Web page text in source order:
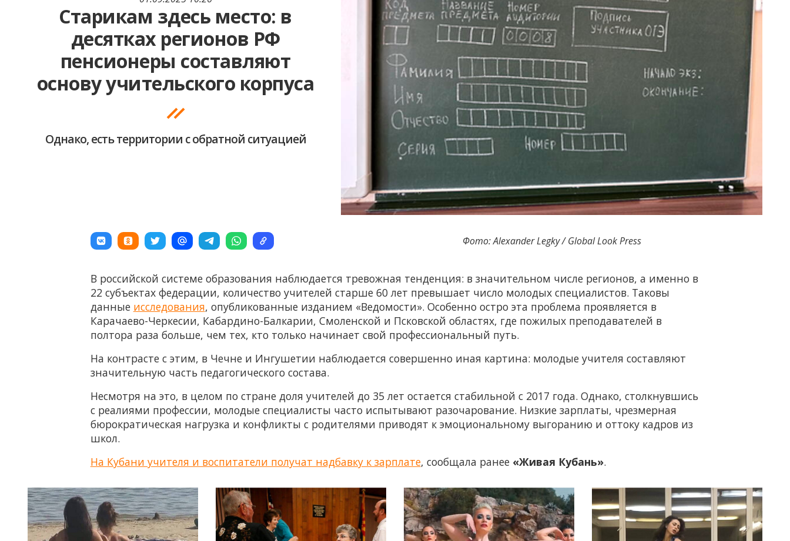
Старикам здесь место: в
десятках регионов РФ
пенсионеры составляют
основу учительского корпуса
Однако, есть территории с обратной ситуацией
Фото: Alexander Legky / Global Look Press
В российской системе образования наблюдается тревожная тенденция: в значительном числе регионов, а именно в
22 субъектах федерации, количество учителей старше 60 лет превышает число молодых специалистов. Таковы
данные исследования, опубликованные изданием «Ведомости». Особенно остро эта проблема проявляется в
Карачаево-Черкесии, Кабардино-Балкарии, Смоленской и Псковской областях, где пожилых преподавателей в
полтора раза больше, чем тех, кто только начинает свой профессиональный путь.
На контрасте с этим, в Чечне и Ингушетии наблюдается совершенно иная картина: молодые учителя составляют
значительную часть педагогического состава.
Несмотря на это, в целом по стране доля учителей до 35 лет остается стабильной с 2017 года. Однако, столкнувшись
с реалиями профессии, молодые специалисты часто испытывают разочарование. Низкие зарплаты, чрезмерная
бюрократическая нагрузка и конфликты с родителями приводят к эмоциональному выгоранию и оттоку кадров из
школ.
На Кубани учителя и воспитатели получат надбавку к зарплате, сообщала ранее «Живая Кубань».